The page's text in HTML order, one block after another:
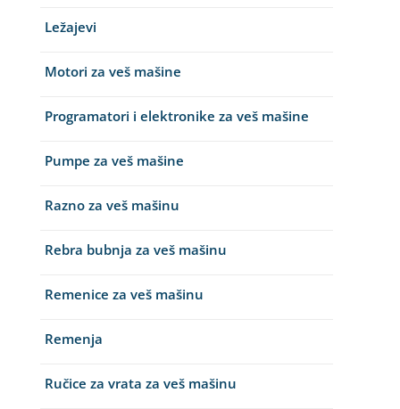
Ležajevi
Motori za veš mašine
Programatori i elektronike za veš mašine
Pumpe za veš mašine
Razno za veš mašinu
Rebra bubnja za veš mašinu
Remenice za veš mašinu
Remenja
Ručice za vrata za veš mašinu